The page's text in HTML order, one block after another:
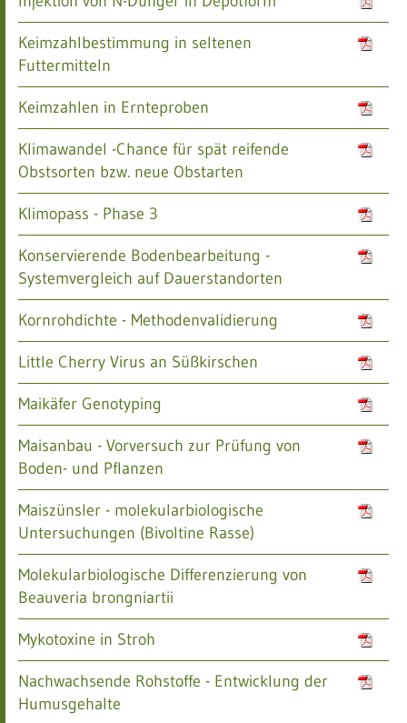
Keimzahlbestimmung in seltenen
Futtermitteln
Keimzahlen in Ernteproben
Klimawandel -Chance für spät reifende
Obstsorten bzw. neue Obstarten
Klimopass - Phase 3
Konservierende Bodenbearbeitung -
Systemvergleich auf Dauerstandorten
Kornrohdichte - Methodenvalidierung
Little Cherry Virus an Süßkirschen
Maikäfer Genotyping
Maisanbau - Vorversuch zur Prüfung von
Boden- und Pflanzen
Maiszünsler - molekularbiologische
Untersuchungen (Bivoltine Rasse)
Molekularbiologische Differenzierung von
Beauveria brongniartii
Mykotoxine in Stroh
Nachwachsende Rohstoffe - Entwicklung der
Humusgehalte